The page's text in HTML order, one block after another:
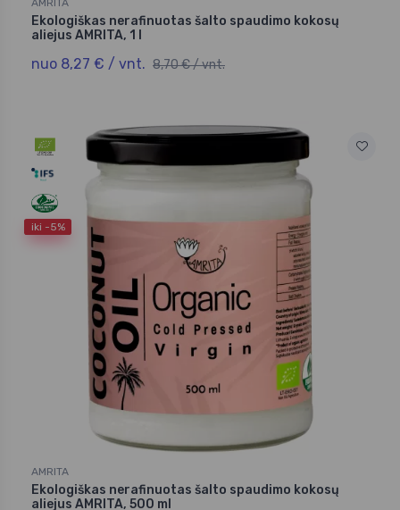
Ekologiškas nerafinuotas šalto spaudimo kokosų
aliejus AMRITA, 1 l
nuo 8,27 € / vnt. 8,70 € / vnt.
iki -5%
AMRITA
Ekologiškas nerafinuotas šalto spaudimo kokosų
aliejus AMRITA, 500 ml